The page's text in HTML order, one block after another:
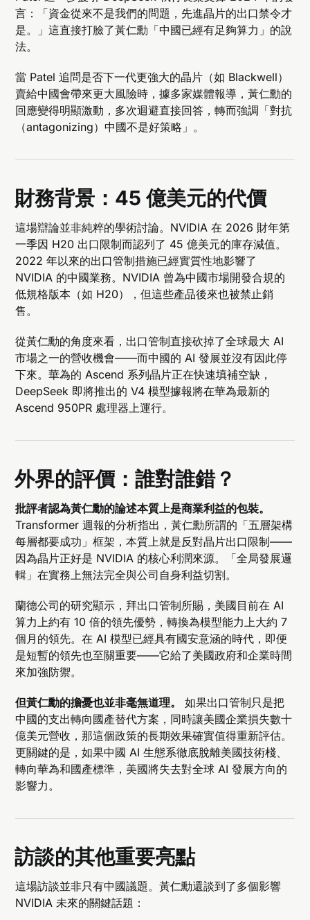
言：「資金從來不是我們的問題，先進晶片的出口禁令才
是。」這直接打臉了黃仁勳「中國已經有足夠算力」的說
法。
當 Patel 追問是否下一代更強大的晶片（如 Blackwell）
賣給中國會帶來更大風險時，據多家媒體報導，黃仁勳的
回應變得明顯激動，多次迴避直接回答，轉而強調「對抗
（antagonizing）中國不是好策略」。
財務背景：45 億美元的代價
這場辯論並非純粹的學術討論。NVIDIA 在 2026 財年第
一季因 H20 出口限制而認列了 45 億美元的庫存減值。
2022 年以來的出口管制措施已經實質性地影響了
NVIDIA 的中國業務。NVIDIA 曾為中國市場開發合規的
低規格版本（如 H20），但這些產品後來也被禁止銷
售。
從黃仁勳的角度來看，出口管制直接砍掉了全球最大 AI
市場之一的營收機會——而中國的 AI 發展並沒有因此停
下來。華為的 Ascend 系列晶片正在快速填補空缺，
DeepSeek 即將推出的 V4 模型據報將在華為最新的
Ascend 950PR 處理器上運行。
外界的評價：誰對誰錯？
批評者認為黃仁勳的論述本質上是商業利益的包裝。
Transformer 週報的分析指出，黃仁勳所謂的「五層架構
每層都要成功」框架，本質上就是反對晶片出口限制——
因為晶片正好是 NVIDIA 的核心利潤來源。「全局發展邏
輯」在實務上無法完全與公司自身利益切割。
蘭德公司的研究顯示，拜出口管制所賜，美國目前在 AI
算力上約有 10 倍的領先優勢，轉換為模型能力上大約 7
個月的領先。在 AI 模型已經具有國安意涵的時代，即便
是短暫的領先也至關重要——它給了美國政府和企業時間
來加強防禦。
但黃仁勳的擔憂也並非毫無道理。
如果出口管制只是把
中國的支出轉向國產替代方案，同時讓美國企業損失數十
億美元營收，那這個政策的長期效果確實值得重新評估。
更關鍵的是，如果中國 AI 生態系徹底脫離美國技術棧、
轉向華為和國產標準，美國將失去對全球 AI 發展方向的
影響力。
訪談的其他重要亮點
這場訪談並非只有中國議題。黃仁勳還談到了多個影響
NVIDIA 未來的關鍵話題：